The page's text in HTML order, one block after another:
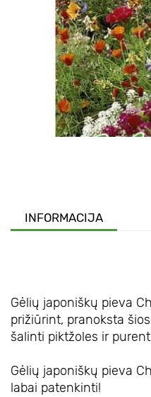
INFORMACIJA
Gėlių japoniškų pieva
prižiūrint, pranoksta
šalinti piktžoles ir
Gėlių japoniškų pieva
labai patenkinti!